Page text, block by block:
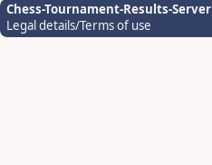
Chess-Tournament-Results-Server
Legal details/Terms of use